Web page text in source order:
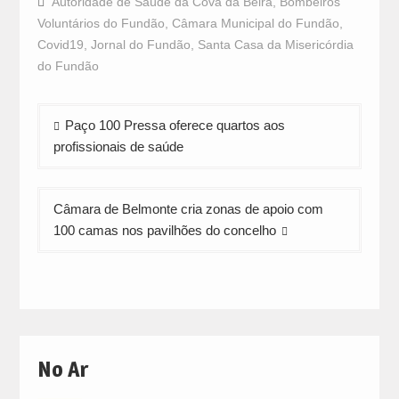
(Opens
in
new
window)
(Opens
in
new
window)
(Opens
in
new
window)
Voluntários do Fundão Câmara Municipal do Fundão
Covid19 Jornal do Fundão
Santa Casa da Misericórdia
do Fundão
Navegação
de
Paço 100 Pressa oferece quartos aos
profissionais de saúde
Câmara de Belmonte cria zonas de apoio com
100 camas nos pavilhões do concelho
No Ar